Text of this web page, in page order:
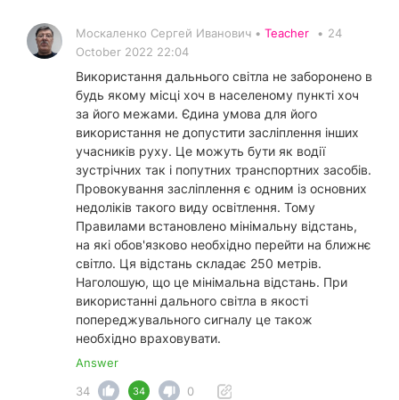
Москаленко Сергей Иванович • Teacher • 24
October 2022 22:04
Використання дальнього світла не заборонено в
будь якому місці хоч в населеному пункті хоч
за його межами. Єдина умова для його
використання не допустити засліплення інших
учасників руху. Це можуть бути як водії
зустрічних так і попутних транспортних засобів.
Провокування засліплення є одним із основних
недоліків такого виду освітлення. Тому
Правилами встановлено мінімальну відстань,
на які обов'язково необхідно перейти на ближнє
світло. Ця відстань складає 250 метрів.
Наголошую, що це мінімальна відстань. При
використанні дального світла в якості
попереджувального сигналу це також
необхідно враховувати.
Answer
34
34 0